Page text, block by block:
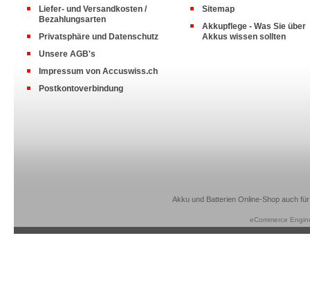
Liefer- und Versandkosten /
Bezahlungsarten
Privatsphäre und Datenschutz
Unsere AGB's
Impressum von Accuswiss.ch
Postkontoverbindung
Sitemap
Akkupflege - Was Sie über
Akkus wissen sollten
Akku und Batterien Online-Shop auch
eCommerce